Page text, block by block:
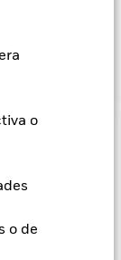
o
o de
mayor parte
el mundo, el
ellas pueden
que los
originalmente.
divisas de este
divisas. El